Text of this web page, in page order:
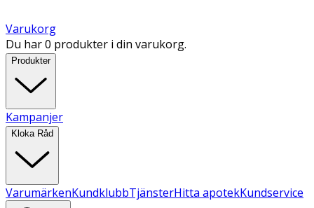
Varukorg
Du har 0 produkter i din varukorg.
Produkter
Kampanjer
Kloka Råd
VarumärkenKundklubbTjänsterHitta apotekKundservice